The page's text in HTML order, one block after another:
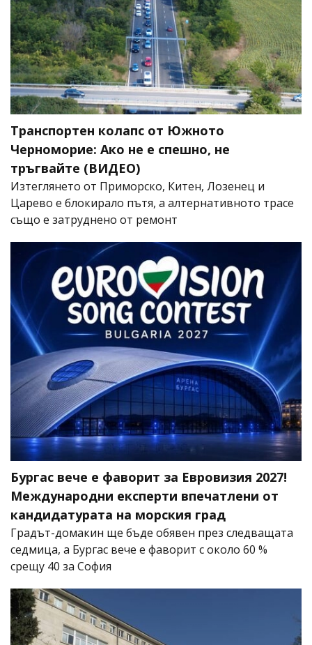
Транспортен колапс от Южното
Черноморие: Ако не е спешно, не
тръгвайте (ВИДЕО)
Изтеглянето от Приморско, Китен, Лозенец и
Царево е блокирало пътя, а алтернативното трасе
също е затруднено от ремонт
Бургас вече е фаворит за Евровизия 2027!
Международни експерти впечатлени от
кандидатурата на морския град
Градът-домакин ще бъде обявен през следващата
седмица, а Бургас вече е фаворит с около 60 %
срещу 40 за София